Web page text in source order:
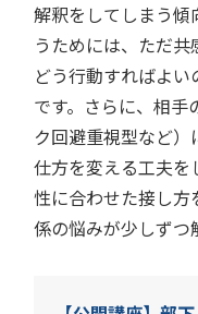
解釈をしてしまう傾
うためには、ただ
どう行動すればよ
です。さらに、相手
ク回避重視型など
仕方を変える工夫
性に合わせた接し方
係の悩みが少しずつ